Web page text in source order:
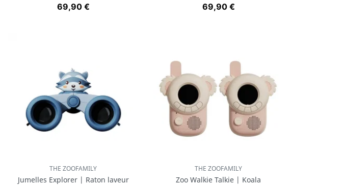
Prix
69,90 € Prix
69,90 €
 Aperçu rapide
THE ZOOFAMILY
Jumelles Explorer | Raton laveur
 Aperçu rapide
THE ZOOFAMILY
Zoo Walkie Talkie | Koala